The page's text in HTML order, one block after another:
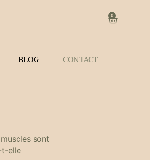
0
BLOG CONTACT
sont
t-elle